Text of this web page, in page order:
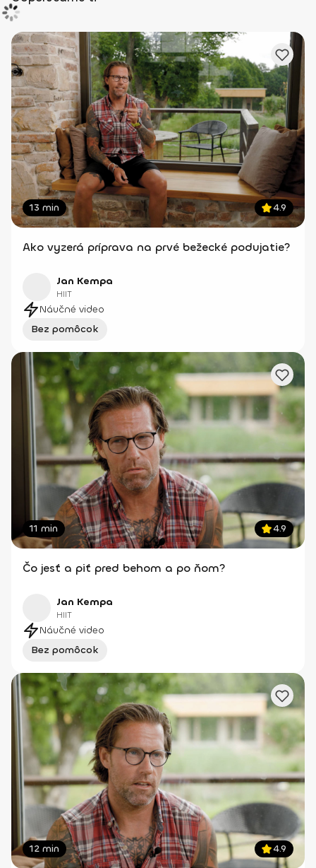
13 min 4.9
Ako vyzerá príprava na prvé bežecké podujatie?
Jan Kempa
HIIT
Náučné video
Bez pomôcok
11 min 4.9
Čo jesť a piť pred behom a po ňom?
Jan Kempa
HIIT
Náučné video
Bez pomôcok
12 min 4.9